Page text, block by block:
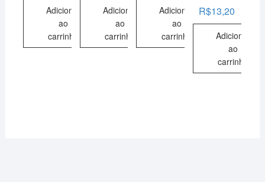
Adicionar
ao
carrinho
Adicionar
ao
carrinho
Adicionar
ao
carrinho
R$13,20
Adicionar
ao
carrinho